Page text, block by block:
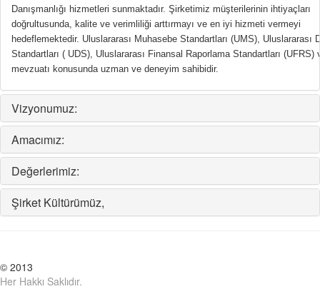
Danışmanlığı hizmetleri sunmaktadır. Şirketimiz müşterilerinin ihtiyaçları
doğrultusunda, kalite ve verimliliği arttırmayı ve en iyi hizmeti vermeyi
hedeflemektedir. Uluslararası Muhasebe Standartları (UMS), Uluslararası
Standartları ( UDS), Uluslararası Finansal Raporlama Standartları (UFRS)
mevzuatı konusunda uzman ve deneyim sahibidir.
Vizyonumuz:
Amacımız:
Değerlerimiz:
Şirket Kültürümüz,
© 2013
Her Hakkı Saklıdır.